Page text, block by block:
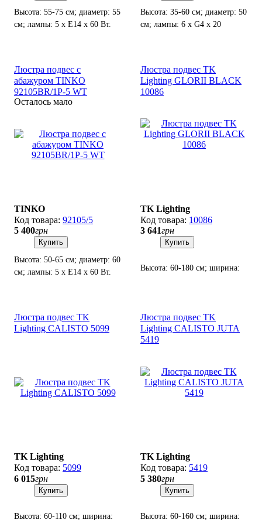
Высота: 55-75 см; диаметр: 55
см; лампы: 5 х Е14 х 60 Вт.
Высота: 35-60 см; диаметр: 50
см; лампы: 6 х G4 х 20
Люстра подвес с
абажуром TINKO
92105BR/1P-5 WT
Осталось мало
TINKO
92105/5
5 400грн
Купить
Высота: 50-65 см; диаметр: 60
см; лампы: 5 х Е14 х 60 Вт.
Люстра подвес TK
Lighting GLORII BLACK
10086
TK Lighting
10086
3 641грн
Купить
Высота: 60-180 см; ширина:
Люстра подвес TK
Lighting CALISTO 5099
TK Lighting
5099
6 015грн
Купить
Высота: 60-110 см; ширина:
Люстра подвес TK
Lighting CALISTO JUTA
5419
TK Lighting
5419
5 380грн
Купить
Высота: 60-160 см; ширина: